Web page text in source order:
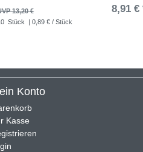
13,20 € 8,91 €
Stück | 0,89 € / Stück
Konto
Kasse